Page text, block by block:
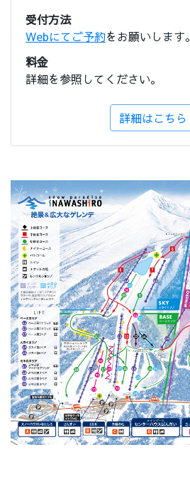
受付方法
Webにてご予約をお願いします。
料金
詳細を参照してください。
詳細はこちら